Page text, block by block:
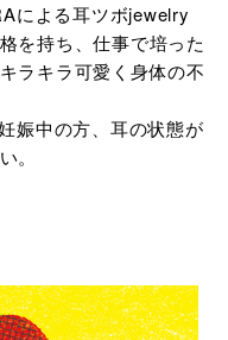
による耳ツボjewelry
を持ち、仕事で培った
ラキラ可愛く身体の不
娠中の方、耳の状態が
。